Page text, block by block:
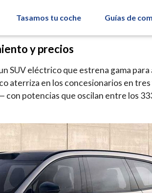
Tasamos tu coche Guías de
y precios
SUV eléctrico que estrena gama
aterriza en los concesionarios en
potencias que oscilan entre los 333